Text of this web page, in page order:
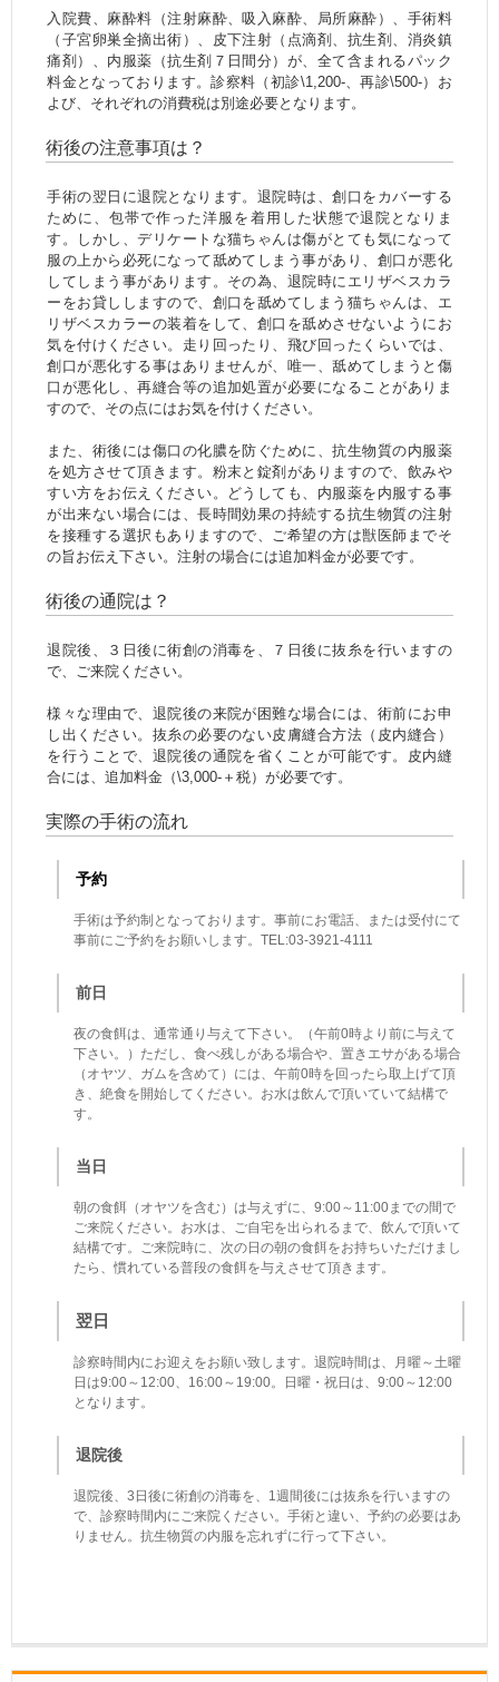
入院費、麻酔料（注射麻酔、吸入麻酔、局所麻酔）、手術料
（子宮卵巣全摘出術）、皮下注射（点滴剤、抗生剤、消炎鎮
痛剤）、内服薬（抗生剤７日間分）が、全て含まれるパック
料金となっております。診察料（初診\1,200-、再診\500-）お
よび、それぞれの消費税は別途必要となります。
術後の注意事項は？
手術の翌日に退院となります。退院時は、創口をカバーする
ために、包帯で作った洋服を着用した状態で退院となりま
す。しかし、デリケートな猫ちゃんは傷がとても気になって
服の上から必死になって舐めてしまう事があり、創口が悪化
してしまう事があります。その為、退院時にエリザベスカラ
ーをお貸ししますので、創口を舐めてしまう猫ちゃんは、エ
リザベスカラーの装着をして、創口を舐めさせないようにお
気を付けください。走り回ったり、飛び回ったくらいでは、
創口が悪化する事はありませんが、唯一、舐めてしまうと傷
口が悪化し、再縫合等の追加処置が必要になることがありま
すので、その点にはお気を付けください。
また、術後には傷口の化膿を防ぐために、抗生物質の内服薬
を処方させて頂きます。粉末と錠剤がありますので、飲みや
すい方をお伝えください。どうしても、内服薬を内服する事
が出来ない場合には、長時間効果の持続する抗生物質の注射
を接種する選択もありますので、ご希望の方は獣医師までそ
の旨お伝え下さい。注射の場合には追加料金が必要です。
術後の通院は？
退院後、３日後に術創の消毒を、７日後に抜糸を行いますの
で、ご来院ください。
様々な理由で、退院後の来院が困難な場合には、術前にお申
し出ください。抜糸の必要のない皮膚縫合方法（皮内縫合）
を行うことで、退院後の通院を省くことが可能です。皮内縫
合には、追加料金（\3,000-＋税）が必要です。
実際の手術の流れ
予約
手術は予約制となっております。事前にお電話、または受付にて
事前にご予約をお願いします。TEL:03-3921-4111
前日
夜の食餌は、通常通り与えて下さい。（午前0時より前に与えて
下さい。）ただし、食べ残しがある場合や、置きエサがある場合
（オヤツ、ガムを含めて）には、午前0時を回ったら取上げて頂
き、絶食を開始してください。お水は飲んで頂いていて結構で
す。
当日
朝の食餌（オヤツを含む）は与えずに、9:00～11:00までの間で
ご来院ください。お水は、ご自宅を出られるまで、飲んで頂いて
結構です。ご来院時に、次の日の朝の食餌をお持ちいただけまし
たら、慣れている普段の食餌を与えさせて頂きます。
翌日
診察時間内にお迎えをお願い致します。退院時間は、月曜～土曜
日は9:00～12:00、16:00～19:00。日曜・祝日は、9:00～12:00
となります。
退院後
退院後、3日後に術創の消毒を、1週間後には抜糸を行いますの
で、診察時間内にご来院ください。手術と違い、予約の必要はあ
りません。抗生物質の内服を忘れずに行って下さい。